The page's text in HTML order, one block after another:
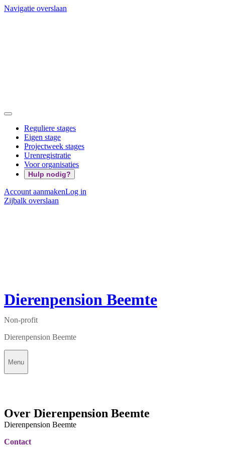
Navigatie overslaan
Reguliere stages
Eigen stage
Projectweek stages
Urenregistratie
Voor organisaties
Hulp nodig?
Account aanmakenLog in
Zijbalk overslaan
Dierenpension Beemte
Non-profit
Dierenpension Beemte
Menu
Over Dierenpension Beemte
Dierenpension Beemte
Contact